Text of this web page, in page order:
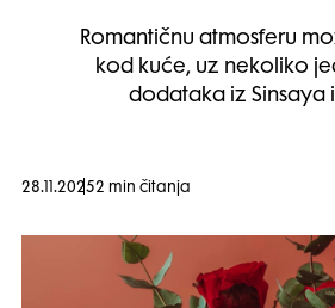
Romantičnu atmosferu
kod kuće, uz nekoliko
dodataka iz Sinsaya
28.11.20252 min čitanja